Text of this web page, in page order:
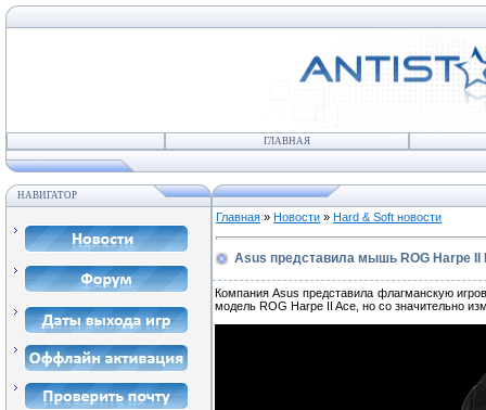
ГЛАВНАЯ
НАВИГАТОР
Главная » Новости » Hard & Soft новости
Asus представила мышь ROG Harpe II
Компания Asus представила флагманскую
модель ROG Harpe II Ace, но со значительно